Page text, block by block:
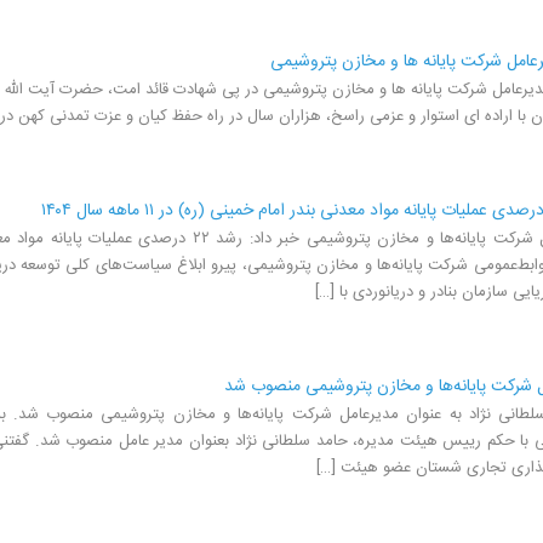
شرکت پایانه ها و مخازن پتروشیمی
شرکت پایانه ها و مخازن پتروشیمی در پی شهادت قائد امت، حضرت آیت
با اراده ای استوار و عزمی راسخ، هزاران سال در راه حفظ کیان و عزت تمدنی کهن
شرکت پایانه‌ها و مخازن پتروشیمی، پیرو ابلاغ سیاست‌های کلی توسعه
سازمان بنادر و دریانوردی با […]
شرکت پایانه‌ها و مخازن پتروشیمی منصوب شد
نژاد به عنوان مدیرعامل شرکت پایانه‌ها و مخازن پتروشیمی منصوب شد.
با حکم رییس هیئت مدیره، حامد سلطانی نژاد بعنوان مدیر عامل منصوب شد.
تجاری شستان عضو هیئت […]